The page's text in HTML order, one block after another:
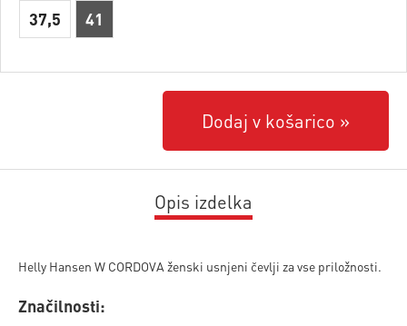
37,5 41
Dodaj v košarico
Opis izdelka
Helly Hansen W CORDOVA ženski usnjeni čevlji za vse priložnosti.
Značilnosti: